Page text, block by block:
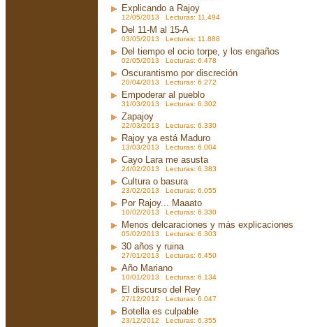
Explicando a Rajoy
12/05/2013 Lecturas: 11.494
Del 11-M al 15-A
03/05/2013 Lecturas: 11.888
Del tiempo el ocio torpe, y los engaños
02/05/2013 Lecturas: 6.478
Oscurantismo por discreción
20/04/2013 Lecturas: 6.272
Empoderar al pueblo
31/03/2013 Lecturas: 6.302
Zapajoy
22/03/2013 Lecturas: 6.330
Rajoy ya está Maduro
13/03/2013 Lecturas: 6.004
Cayo Lara me asusta
24/02/2013 Lecturas: 6.383
Cultura o basura
23/02/2013 Lecturas: 6.055
Por Rajoy... Maaato
10/02/2013 Lecturas: 6.330
Menos delcaraciones y más explicaciones
05/02/2013 Lecturas: 6.303
30 años y ruina
27/01/2013 Lecturas: 6.450
Año Mariano
10/01/2013 Lecturas: 6.134
El discurso del Rey
27/12/2012 Lecturas: 6.047
Botella es culpable
23/12/2012 Lecturas: 6.355